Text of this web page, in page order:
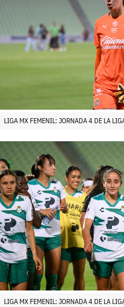
LIGA MX FEMENIL: JORNADA 4 DE LA
LIGA MX FEMENIL: JORNADA 4 DE LA